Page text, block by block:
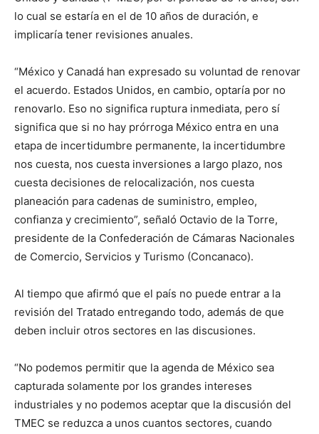
lo cual se estaría en el de 10 años de duración, e
implicaría tener revisiones anuales.
“México y Canadá han expresado su voluntad de renovar
el acuerdo. Estados Unidos, en cambio, optaría por no
renovarlo. Eso no significa ruptura inmediata, pero sí
significa que si no hay prórroga México entra en una
etapa de incertidumbre permanente, la incertidumbre
nos cuesta, nos cuesta inversiones a largo plazo, nos
cuesta decisiones de relocalización, nos cuesta
planeación para cadenas de suministro, empleo,
confianza y crecimiento”, señaló Octavio de la Torre,
presidente de la Confederación de Cámaras Nacionales
de Comercio, Servicios y Turismo (Concanaco).
Al tiempo que afirmó que el país no puede entrar a la
revisión del Tratado entregando todo, además de que
deben incluir otros sectores en las discusiones.
“No podemos permitir que la agenda de México sea
capturada solamente por los grandes intereses
industriales y no podemos aceptar que la discusión del
TMEC se reduzca a unos cuantos sectores, cuando